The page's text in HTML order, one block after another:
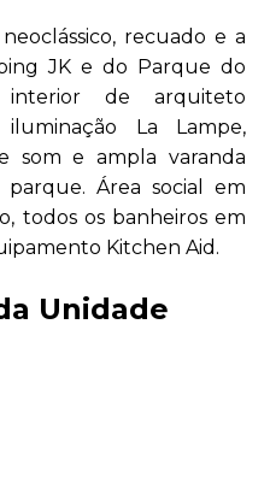
recuado e a
JK e do Parque do
interior de arquiteto
La Lampe,
som e ampla varanda
Área social em
todos os banheiros em
Kitchen Aid.
Unidade